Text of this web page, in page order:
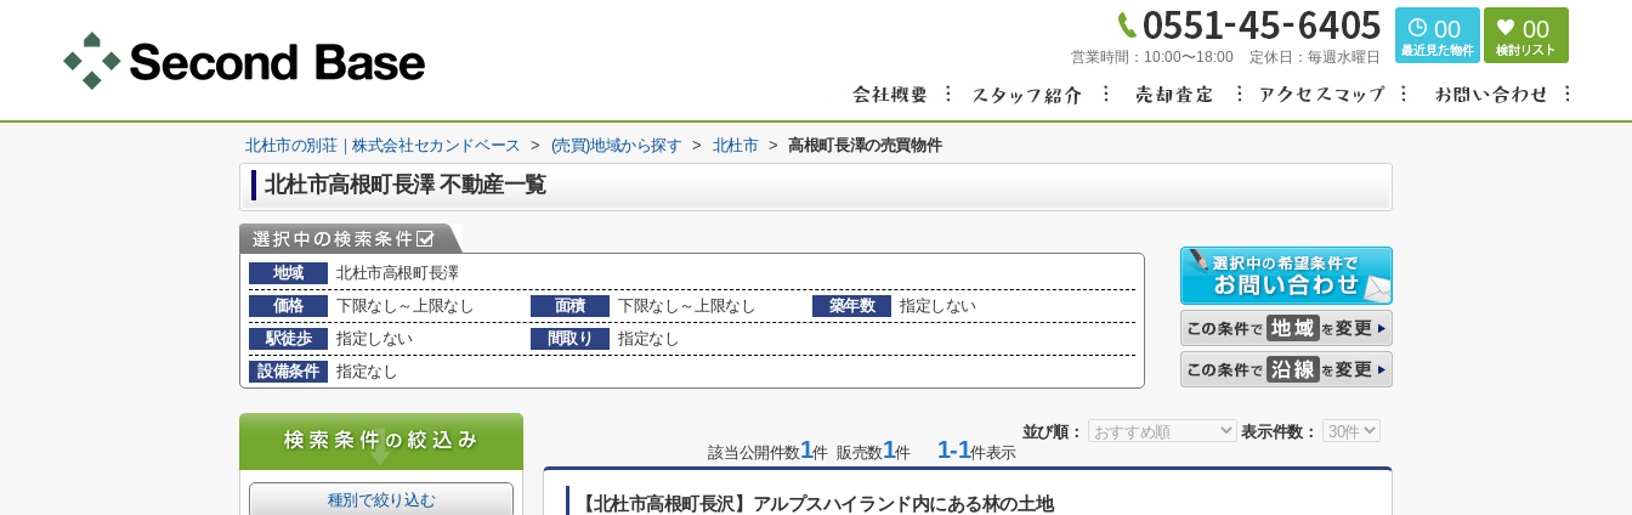
営業時間： 10:00〜18:00 定休日： 毎週水曜日
00 00
北杜市の別荘｜株式会社セカンドベース > (売買)地域から探す > 北杜市 > 高根町長澤の売買物件
北杜市高根町長澤 不動産一覧
地域
北杜市高根町長澤
価格
下限なし～上限なし 面積 下限なし～上限なし 築年数
指定しない
駅徒歩
指定しない 間取り
指定なし
設備条件
指定なし
並び順：
表示件数：
該当公開件数1件 販売数1件 1-1件表示
【北杜市高根町長沢】アルプスハイランド内にある林の土地
種別で絞り込む